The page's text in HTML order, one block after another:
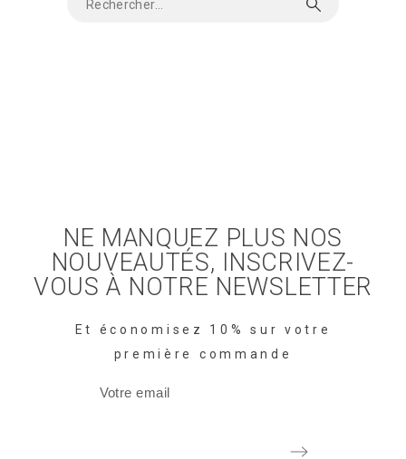
NE MANQUEZ PLUS NOS
NOUVEAUTÉS, INSCRIVEZ-
VOUS À NOTRE NEWSLETTER
Et économisez 10% sur votre
première commande